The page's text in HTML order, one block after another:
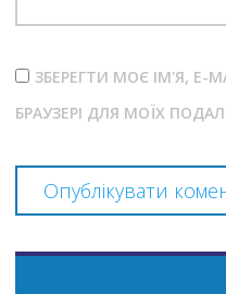
ЗБЕРЕГТИ МОЄ ІМ'Я, E-
БРАУЗЕРІ ДЛЯ МОЇХ